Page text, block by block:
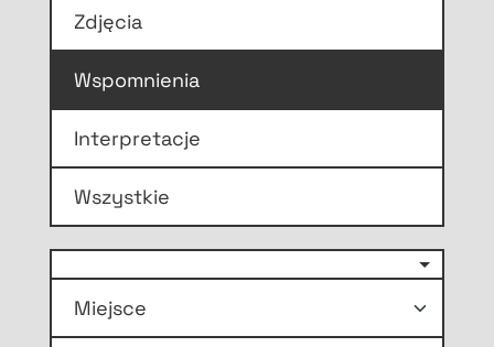
Wszystkie
Zdjęcia
Wspomnienia
Interpretacje